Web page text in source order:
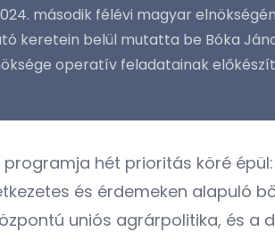
második félévi magyar
belül mutatta be Bóka
operatív feladatainak
programja hét prioritás köré
és érdemeken alapuló
uniós agrárpolitika, és a